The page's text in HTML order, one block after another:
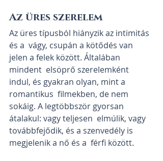
Az üres szerelem
Az üres típusból hiányzik az intimitás
és a  vágy, csupán a kötődés van
jelen a felek között. Általában
mindent  elsöprő szerelemként
indul, és gyakran olyan, mint a
romantikus  filmekben, de nem
sokáig. A legtöbbször gyorsan
átalakul: vagy teljesen  elmúlik, vagy
továbbfejődik, és a szenvedély is
megjelenik a nő és a  férfi között.